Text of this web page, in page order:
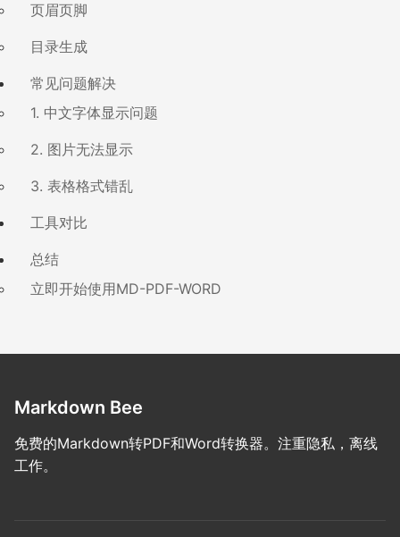
页眉页脚
目录生成
常见问题解决
1. 中文字体显示问题
2. 图片无法显示
3. 表格格式错乱
工具对比
总结
立即开始使用MD-PDF-WORD
Markdown Bee
免费的Markdown转PDF和Word转换器。注重隐私，离线
工作。